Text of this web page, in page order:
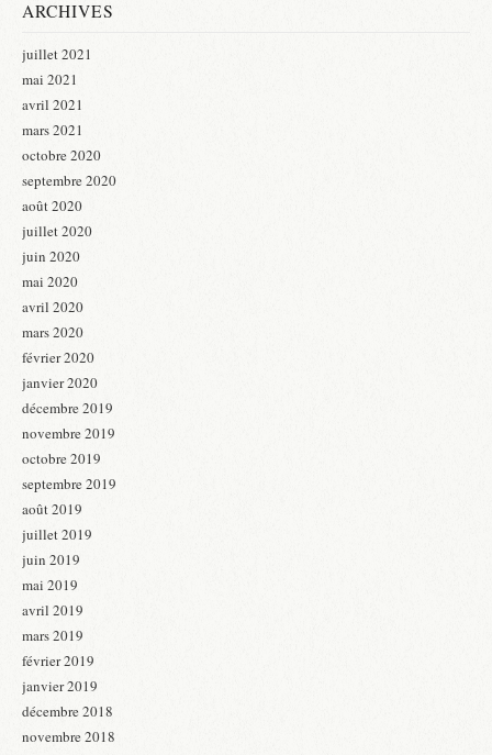
ARCHIVES
juillet 2021
mai 2021
avril 2021
mars 2021
octobre 2020
septembre 2020
août 2020
juillet 2020
juin 2020
mai 2020
avril 2020
mars 2020
février 2020
janvier 2020
décembre 2019
novembre 2019
octobre 2019
septembre 2019
août 2019
juillet 2019
juin 2019
mai 2019
avril 2019
mars 2019
février 2019
janvier 2019
décembre 2018
novembre 2018